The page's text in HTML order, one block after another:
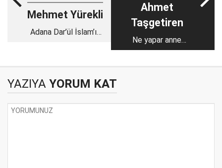
Mehmet Yürekli
Adana Dar’ül İslam’ın
Ahmet
Taşgetiren
Ne yapar anne
ambulansı görünce?
YAZIYA YORUM KAT